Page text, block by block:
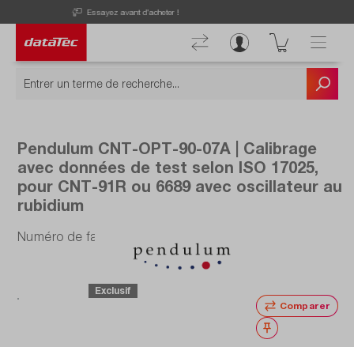
Découvrez nos offres actuelles !
Pendulum CNT-OPT-90-07A | Calibrage
avec données de test selon ISO 17025,
pour CNT-91R ou 6689 avec oscillateur au
rubidium
Numéro de fabrication : CNT-OPT-90-07A
Exclusif
Comparer
Noter
Now viewing Points forts section